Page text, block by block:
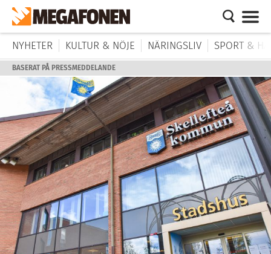
NYHETER KULTUR & NÖJE NÄRINGSLIV SPORT &
BASERAT PÅ PRESSMEDDELANDE